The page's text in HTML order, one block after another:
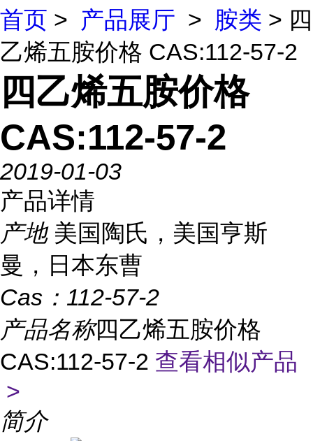
首页 > 产品展厅 > 胺类 > 四
乙烯五胺价格 CAS:112-57-2
四乙烯五胺价格
CAS:112-57-2
2019-01-03
产品详情
产地 美国陶氏，美国亨斯
曼，日本东曹
Cas： 112-57-2
产品名称四乙烯五胺价格
CAS:112-57-2 查看相似产品
>
简介